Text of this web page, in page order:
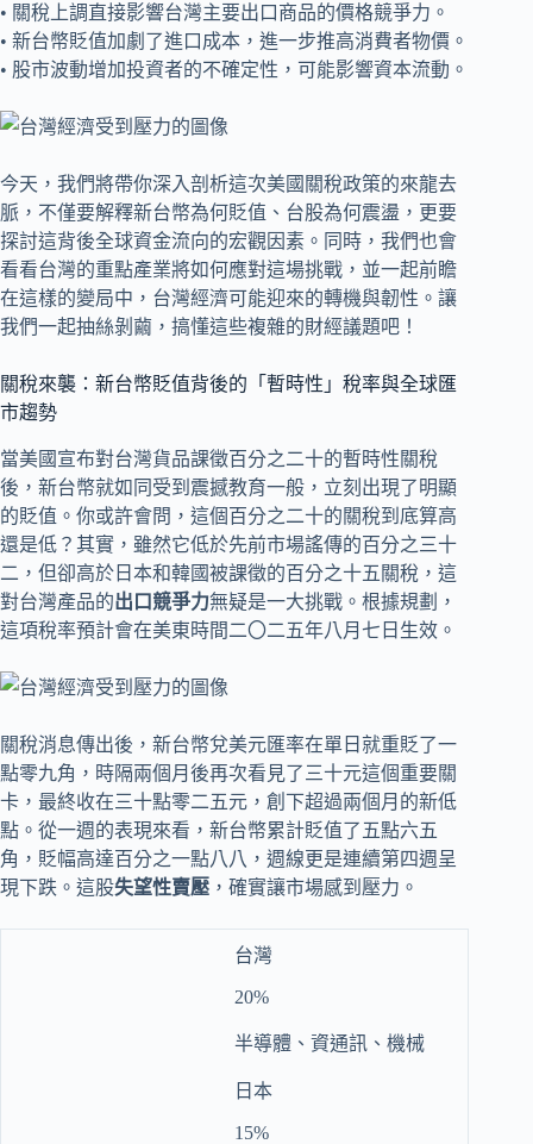
• 關稅上調直接影響台灣主要出口商品的價格競爭力。
• 新台幣貶值加劇了進口成本，進一步推高消費者物價。
• 股市波動增加投資者的不確定性，可能影響資本流動。
今天，我們將帶你深入剖析這次美國關稅政策的來龍去
脈，不僅要解釋新台幣為何貶值、台股為何震盪，更要
探討這背後全球資金流向的宏觀因素。同時，我們也會
看看台灣的重點產業將如何應對這場挑戰，並一起前瞻
在這樣的變局中，台灣經濟可能迎來的轉機與韌性。讓
我們一起抽絲剝繭，搞懂這些複雜的財經議題吧！
關稅來襲：新台幣貶值背後的「暫時性」稅率與全球匯
市趨勢
當美國宣布對台灣貨品課徵百分之二十的暫時性關稅
後，新台幣就如同受到震撼教育一般，立刻出現了明顯
的貶值。你或許會問，這個百分之二十的關稅到底算高
還是低？其實，雖然它低於先前市場謠傳的百分之三十
二，但卻高於日本和韓國被課徵的百分之十五關稅，這
對台灣產品的出口競爭力無疑是一大挑戰。根據規劃，
這項稅率預計會在美東時間二〇二五年八月七日生效。
關稅消息傳出後，新台幣兌美元匯率在單日就重貶了一
點零九角，時隔兩個月後再次看見了三十元這個重要關
卡，最終收在三十點零二五元，創下超過兩個月的新低
點。從一週的表現來看，新台幣累計貶值了五點六五
角，貶幅高達百分之一點八八，週線更是連續第四週呈
現下跌。這股失望性賣壓 ，確實讓市場感到壓力。
台灣
20%
半導體、資通訊、機械
日本
15%